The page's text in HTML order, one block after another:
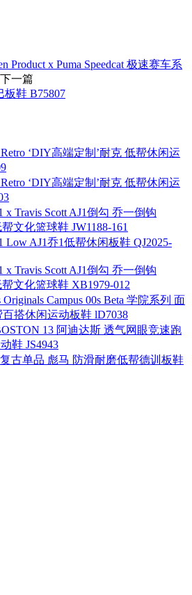
Product x Puma Speedcat 极速赛车系
下一篇
板鞋 B75807
‘DIY高端定制’耐克 低帮休闲运
‘DIY高端定制’耐克 低帮休闲运
x Travis Scott AJ1倒勾 乔一倒钩
文化篮球鞋 JW1188-161
Low AJ1乔1低帮休闲板鞋 QJ2025-
x Travis Scott AJ1倒勾 乔一倒钩
文化篮球鞋 XB1979-012
Campus 00s Beta 学院系列 面
搭休闲运动板鞋 lD7038
13 阿迪达斯 透气网眼竞速跑
鞋 JS4943
复古单品 彪马 防滑耐磨低帮德训板鞋